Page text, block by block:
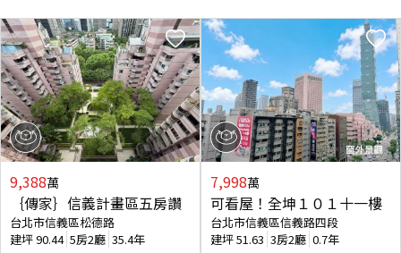
9,388萬
｛傳家｝信義計畫區五房讚
台北市信義區松德路
建坪90.44 5房2廳 35.4年
7,998萬
可看屋！全坤１０１十一樓
台北市信義區信義路四段
建坪51.63 3房2廳 0.7年